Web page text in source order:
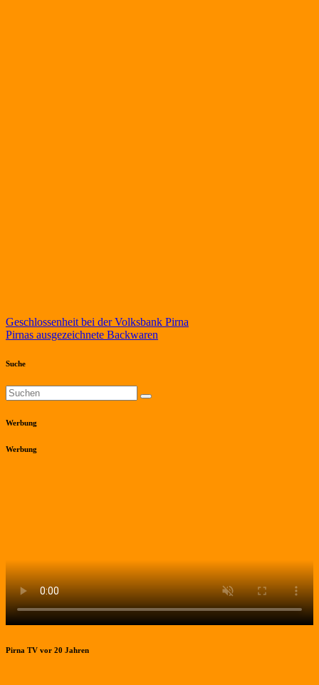
Beitragsnavigation
Geschlossenheit bei der Volksbank Pirna
Pirnas ausgezeichnete Backwaren
Suche
Werbung
Werbung
Pirna TV vor 20 Jahren